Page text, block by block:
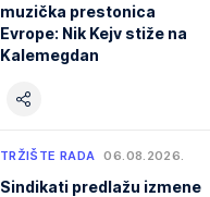
muzička prestonica
Evrope: Nik Kejv stiže na
Kalemegdan
TRŽIŠTE RADA 06.08.2026.
Sindikati predlažu izmene